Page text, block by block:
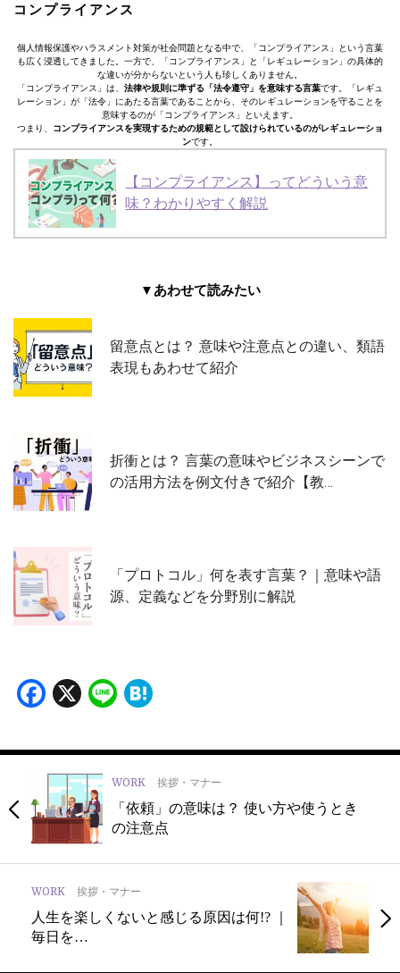
コンプライアンス
個人情報保護やハラスメント対策が社会問題となる中で、「コンプライアンス」という言葉
も広く浸透してきました。一方で、「コンプライアンス」と「レギュレーション」の具体的
な違いが分からないという人も珍しくありません。
「コンプライアンス」は、 法律や規則に準ずる「法令遵守」を意味する言葉です。「レギュ
レーション」が「法令」にあたる言葉であることから、そのレギュレーションを守ることを
意味するのが「コンプライアンス」といえます。
つまり、 コンプライアンスを実現するための規範として設けられているのがレギュレーショ
ンです。
【コンプライアンス】ってどういう意
味？わかりやすく解説
▼あわせて読みたい
留意点とは？ 意味や注意点との違い、類語
表現もあわせて紹介
折衝とは？ 言葉の意味やビジネスシーンで
の活用方法を例文付きで紹介【教…
「プロトコル」何を表す言葉？｜意味や語
源、定義などを分野別に解説
Facebook
X Line
WORK 挨拶・マナー
「依頼」の意味は？ 使い方や使うとき
の注意点
WORK 挨拶・マナー
人生を楽しくないと感じる原因は何!? ｜
毎日を…